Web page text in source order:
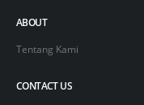
ABOUT
Tentang Kami
CONTACT US